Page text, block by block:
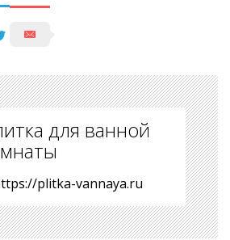
для ванной
plitka-vannaya.ru